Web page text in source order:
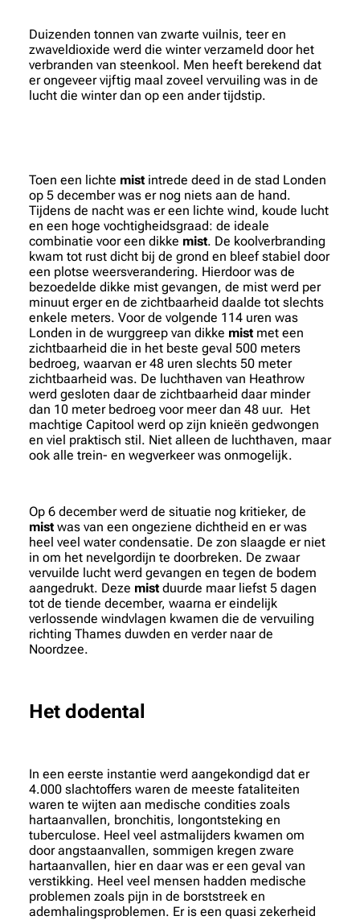
Duizenden tonnen van zwarte vuilnis, teer en
zwaveldioxide werd die winter verzameld door het
verbranden van steenkool. Men heeft berekend dat
er ongeveer vijftig maal zoveel vervuiling was in de
lucht die winter dan op een ander tijdstip.
Toen een lichte mist intrede deed in de stad Londen
op 5 december was er nog niets aan de hand.
Tijdens de nacht was er een lichte wind, koude lucht
en een hoge vochtigheidsgraad: de ideale
combinatie voor een dikke mist. De koolverbranding
kwam tot rust dicht bij de grond en bleef stabiel door
een plotse weersverandering. Hierdoor was de
bezoedelde dikke mist gevangen, de mist werd per
minuut erger en de zichtbaarheid daalde tot slechts
enkele meters. Voor de volgende 114 uren was
Londen in de wurggreep van dikke mist met een
zichtbaarheid die in het beste geval 500 meters
bedroeg, waarvan er 48 uren slechts 50 meter
zichtbaarheid was. De luchthaven van Heathrow
werd gesloten daar de zichtbaarheid daar minder
dan 10 meter bedroeg voor meer dan 48 uur. Het
machtige Capitool werd op zijn knieën gedwongen
en viel praktisch stil. Niet alleen de luchthaven, maar
ook alle trein- en wegverkeer was onmogelijk.
Op 6 december werd de situatie nog kritieker, de
mist was van een ongeziene dichtheid en er was
heel veel water condensatie. De zon slaagde er niet
in om het nevelgordijn te doorbreken. De zwaar
vervuilde lucht werd gevangen en tegen de bodem
aangedrukt. Deze mist duurde maar liefst 5 dagen
tot de tiende december, waarna er eindelijk
verlossende windvlagen kwamen die de vervuiling
richting Thames duwden en verder naar de
Noordzee.
Het dodental
In een eerste instantie werd aangekondigd dat er
4.000 slachtoffers waren de meeste fataliteiten
waren te wijten aan medische condities zoals
hartaanvallen, bronchitis, longontsteking en
tuberculose. Heel veel astmalijders kwamen om
door angstaanvallen, sommigen kregen zware
hartaanvallen, hier en daar was er een geval van
verstikking. Heel veel mensen hadden medische
problemen zoals pijn in de borststreek en
ademhalingsproblemen. Er is een quasi zekerheid